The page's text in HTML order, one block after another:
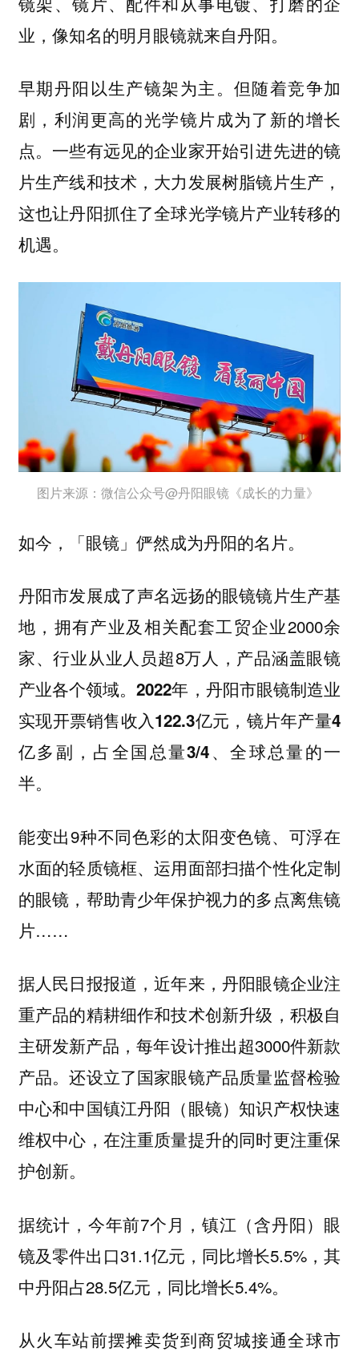
业，像知名的明月眼镜就来自丹阳。
早期丹阳以生产镜架为主。但随着竞争加
剧，利润更高的光学镜片成为了新的增长
点。一些有远见的企业家开始引进先进的镜
片生产线和技术，大力发展树脂镜片生产，
这也让丹阳抓住了全球光学镜片产业转移的
机遇。
图片来源：微信公众号@丹阳眼镜《成长的力量》
如今，「眼镜」俨然成为丹阳的名片。
丹阳市发展成了声名远扬的眼镜镜片生产基
地，拥有产业及相关配套工贸企业2000余
家、行业从业人员超8万人，产品涵盖眼镜
产业各个领域。2022年，丹阳市眼镜制造业
实现开票销售收入122.3亿元，镜片年产量4
亿多副，占全国总量3/4、全球总量的一
半。
能变出9种不同色彩的太阳变色镜、可浮在
水面的轻质镜框、运用面部扫描个性化定制
的眼镜，帮助青少年保护视力的多点离焦镜
片……
据人民日报报道，近年来，丹阳眼镜企业注
重产品的精耕细作和技术创新升级，积极自
主研发新产品，每年设计推出超3000件新款
产品。还设立了国家眼镜产品质量监督检验
中心和中国镇江丹阳（眼镜）知识产权快速
维权中心，在注重质量提升的同时更注重保
护创新。
据统计，今年前7个月，镇江（含丹阳）眼
镜及零件出口31.1亿元，同比增长5.5%，其
中丹阳占28.5亿元，同比增长5.4%。
从火车站前摆摊卖货到商贸城接通全球市